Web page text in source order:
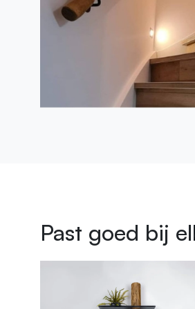
Past goed bij